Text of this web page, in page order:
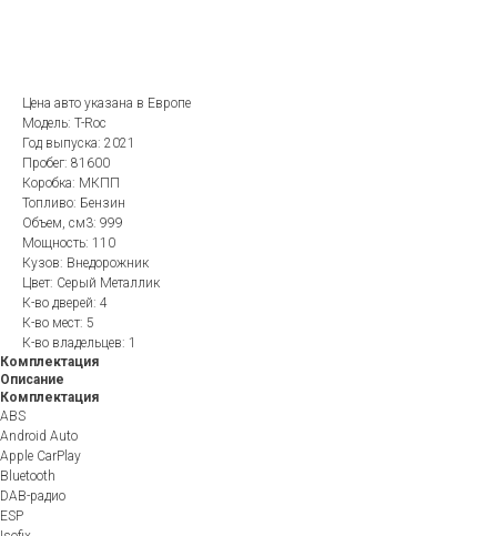
Цена авто указана в Европе
Модель: T-Roc
Год выпуска: 2021
Пробег: 81600
Коробка: МКПП
Топливо: Бензин
Объем, см3: 999
Мощность: 110
Кузов: Внедорожник
Цвет: Серый Металлик
К-во дверей: 4
К-во мест: 5
К-во владельцев: 1
Комплектация
Описание
Комплектация
ABS
Android Auto
Apple CarPlay
Bluetooth
DAB-радио
ESP